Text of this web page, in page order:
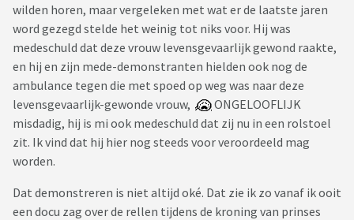
wilden horen, maar vergeleken met wat er de laatste jaren
word gezegd stelde het weinig tot niks voor. Hij was
medeschuld dat deze vrouw levensgevaarlijk gewond raakte,
en hij en zijn mede-demonstranten hielden ook nog de
ambulance tegen die met spoed op weg was naar deze
levensgevaarlijk-gewonde vrouw,
ONGELOOFLIJK
misdadig, hij is mi ook medeschuld dat zij nu in een rolstoel
zit. Ik vind dat hij hier nog steeds voor veroordeeld mag
worden.
Dat demonstreren is niet altijd oké. Dat zie ik zo vanaf ik ooit
een docu zag over de rellen tijdens de kroning van prinses